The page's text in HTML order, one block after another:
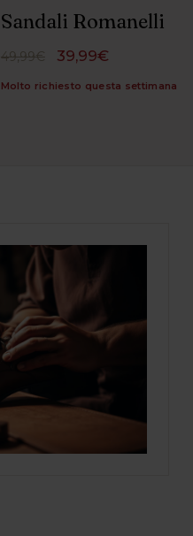
Sandali Romanelli
49,99€ 39,99€
Molto richiesto questa settimana